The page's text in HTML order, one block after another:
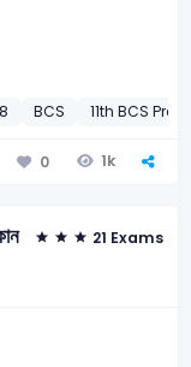
BCS 11th BCS Preli-
0 1k
21 Exams